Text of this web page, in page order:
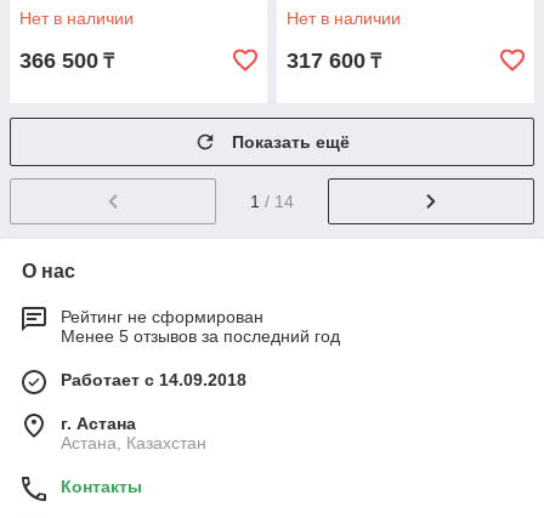
Нет в наличии
366 500 ₸
Нет в наличии
317 600 ₸
Показать ещё
1 / 14
О нас
Рейтинг не сформирован
Менее 5 отзывов за последний год
Работает с 14.09.2018
г. Астана
Астана, Казахстан
Контакты